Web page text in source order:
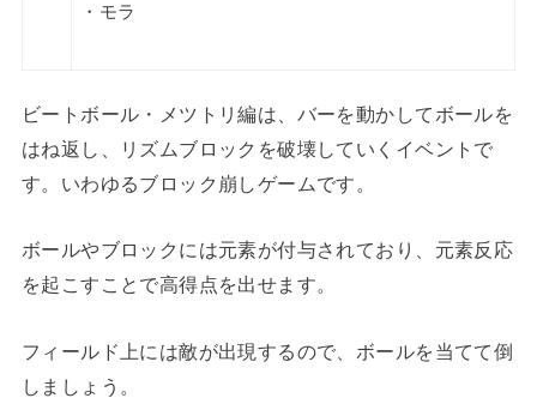
・モラ
ビートボール・メツトリ編は、バーを動かしてボールを
はね返し、リズムブロックを破壊していくイベントで
す。いわゆるブロック崩しゲームです。
ボールやブロックには元素が付与されており、元素反応
を起こすことで高得点を出せます。
フィールド上には敵が出現するので、ボールを当てて倒
しましょう。